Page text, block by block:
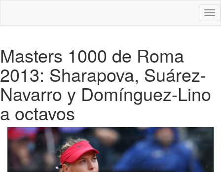
Masters 1000 de Roma
2013: Sharapova, Suárez-
Navarro y Domínguez-Lino
a octavos